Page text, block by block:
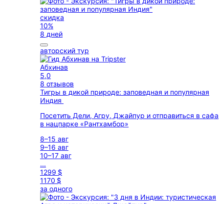
скидка
10%
8 дней
авторский тур
Абхинав
5,0
8 отзывов
Тигры в дикой природе: заповедная и популярная
Индия
Посетить Дели, Агру, Джайпур и отправиться в
в нацпарке «Рантхамбор»
8–15 авг
9–16 авг
10–17 авг
...
1299 $
1170 $
за одного